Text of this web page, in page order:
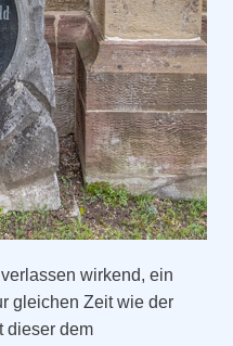
wirkend, ein
gleichen Zeit wie der
dieser dem